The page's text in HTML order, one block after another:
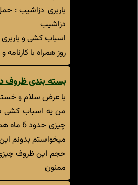
باربری دزاشیب :
دزاشیب
روز همراه با
بسته بندی ظروف
با عرض سلام و
من یه اسباب کشی
چیزی حدود 6 ماه هم اثاثیه در همون وضعیت بسته بندی بمونه. متاسفانه محل نگهداری که انتخاب کردم رفت و آمد داخلش کم نیست.
میخواستم بدونم این
حجم این ظروف چیزی حدود 3
ممنون